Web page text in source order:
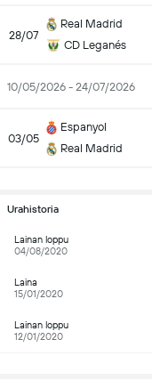
28/07
Real Madrid
CD Leganés
10/05/2026 - 24/07/2026
03/05
Espanyol
Real Madrid
Urahistoria
Lainan loppu
04/08/2020
Laina
15/01/2020
Lainan loppu
12/01/2020